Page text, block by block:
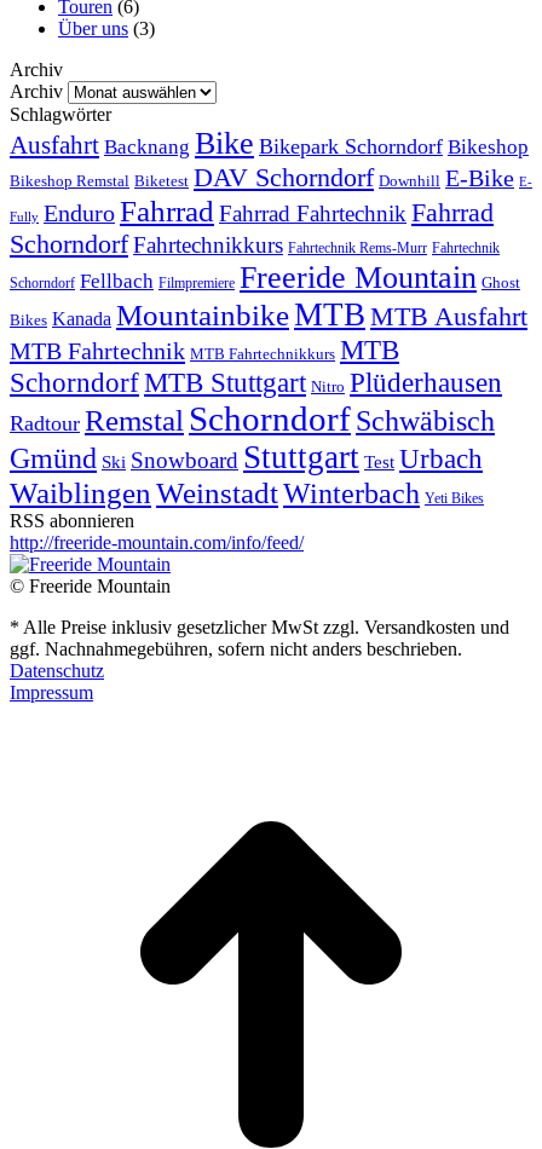
Touren (6)
Über uns (3)
Archiv
Archiv
Schlagwörter
Ausfahrt Backnang Bike Bikepark Schorndorf Bikeshop
Bikeshop Remstal Biketest DAV Schorndorf Downhill E-Bike E-
Fully EnduroFahrrad Fahrrad Fahrtechnik Fahrrad
SchorndorfFahrtechnikkurs Fahrtechnik Rems-Murr Fahrtechnik
Schorndorf Fellbach Filmpremiere Freeride Mountain Ghost
Bikes Kanada MountainbikeMTB MTB Ausfahrt
MTB Fahrtechnik MTB Fahrtechnikkurs MTB
SchorndorfMTB Stuttgart Nitro Plüderhausen
Radtour Remstal SchorndorfSchwäbisch
Gmünd Ski Snowboard Stuttgart Test Urbach
Waiblingen WeinstadtWinterbach Yeti Bikes
RSS abonnieren
http://freeride-mountain.com/info/feed/
© Freeride Mountain
* Alle Preise inklusiv gesetzlicher MwSt zzgl. Versandkosten und
ggf. Nachnahmegebühren, sofern nicht anders beschrieben.
Datenschutz
Impressum